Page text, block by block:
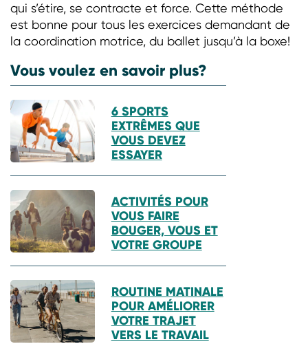
qui s’étire, se contracte et force. Cette méthode
est bonne pour tous les exercices demandant de
la coordination motrice, du ballet jusqu’à la boxe!
Vous voulez en savoir plus?
6 SPORTS
EXTRÊMES QUE
VOUS DEVEZ
ESSAYER
ACTIVITÉS POUR
VOUS FAIRE
BOUGER, VOUS ET
VOTRE GROUPE
ROUTINE MATINALE
POUR AMÉLIORER
VOTRE TRAJET
VERS LE TRAVAIL